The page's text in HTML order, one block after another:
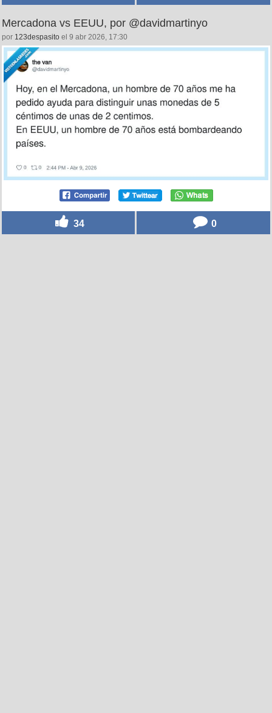
Mercadona vs EEUU, por @davidmartinyo
por 123despasito el 9 abr 2026, 17:30
34 0